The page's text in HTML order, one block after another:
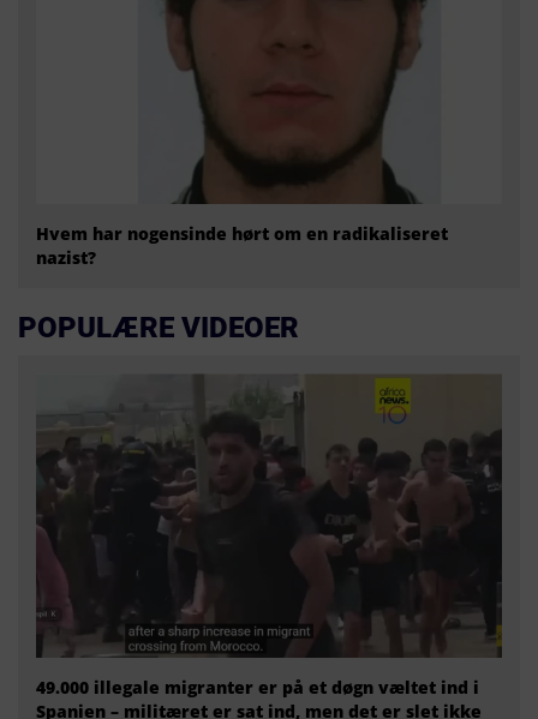
Hvem har nogensinde hørt om en radikaliseret
nazist?
POPULÆRE VIDEOER
49.000 illegale migranter er på et døgn væltet ind i
Spanien – militæret er sat ind, men det er slet ikke